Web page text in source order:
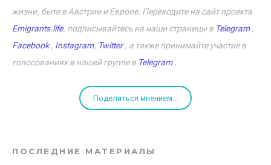
жизни, быте в Австрии и Европе. Переходите на сайт проекта
Emigrants.life, подписывайтесь на наши страницы в Telegram,
Facebook, Instagram, Twitter, а также принимайте участие в
голосованиях в нашей группе в Telegram.
Поделиться мнением...
ПОСЛЕДНИЕ МАТЕРИАЛЫ